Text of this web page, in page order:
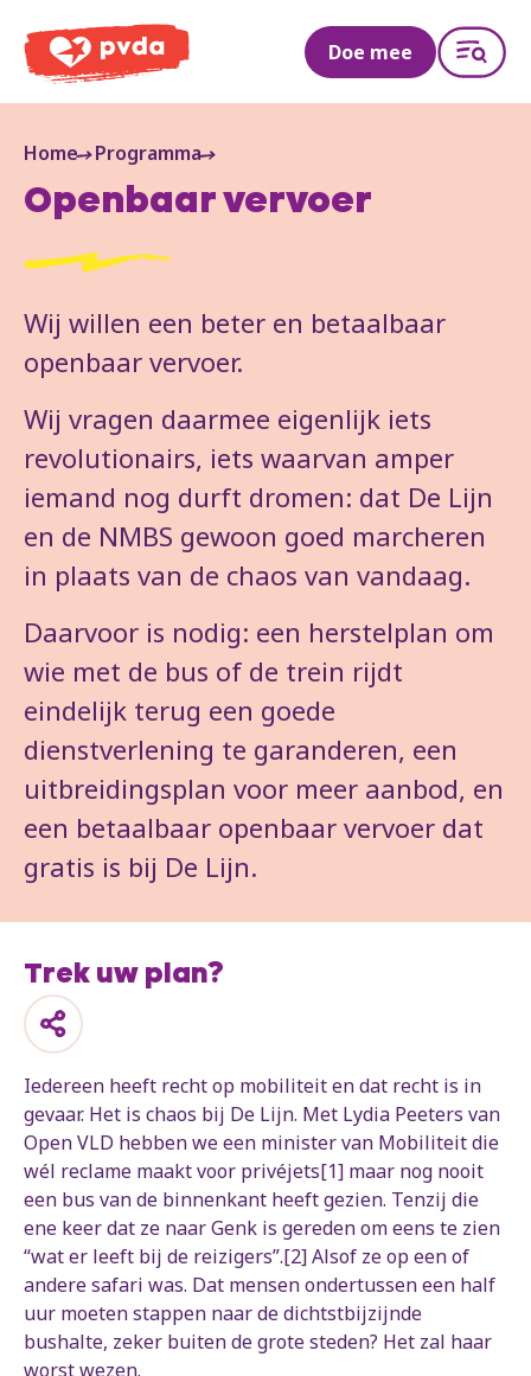
PVDA
Doe mee
Home Programma
Openbaar vervoer
Wij willen een beter en betaalbaar
openbaar vervoer.
Wij vragen daarmee eigenlijk iets
revolutionairs, iets waarvan amper
iemand nog durft dromen: dat De Lijn
en de NMBS gewoon goed marcheren
in plaats van de chaos van vandaag.
Daarvoor is nodig: een herstelplan om
wie met de bus of de trein rijdt
eindelijk terug een goede
dienstverlening te garanderen, een
uitbreidingsplan voor meer aanbod, en
een betaalbaar openbaar vervoer dat
gratis is bij De Lijn.
Trek uw plan?
Iedereen heeft recht op mobiliteit en dat recht is in
gevaar. Het is chaos bij De Lijn. Met Lydia Peeters van
Open VLD hebben we een minister van Mobiliteit die
wél reclame maakt voor privéjets[1] maar nog nooit
een bus van de binnenkant heeft gezien. Tenzij die
ene keer dat ze naar Genk is gereden om eens te zien
“wat er leeft bij de reizigers”.[2] Alsof ze op een of
andere safari was. Dat mensen ondertussen een half
uur moeten stappen naar de dichtstbijzijnde
bushalte, zeker buiten de grote steden? Het zal haar
worst wezen.